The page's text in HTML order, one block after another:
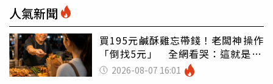
人氣新聞
買195元鹹酥雞忘帶錢！老闆神操作
「倒找5元」 全網看哭：這就是台
灣 2026-08-07 16:01